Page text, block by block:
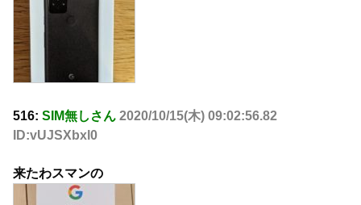
516: SIM無しさん 2020/10/15(木) 09:02:56.82
ID:vUJSXbxl0
来たわスマンの